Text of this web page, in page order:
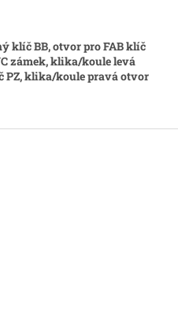
klíč BB, otvor pro FAB klíč
zámek, klika/koule levá
PZ, klika/koule pravá otvor